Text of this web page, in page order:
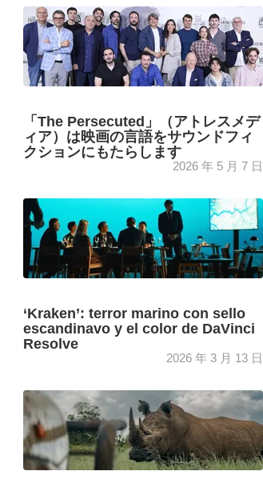
[+]
La Universidad de Ciencias Aplicadas de
Hamm-Lippstadt, recurre al integrador ICT
para transformar un antiguo almacén en uno
de los laboratorios académicos de VFX ...
[+]
「The Persecuted」（アトレスメデ
ィア）は映画の言語をサウンドフィ
クションにもたらします
2026 年 5 月 7 日
Onda Cero ポッドキャストと Break The
Format は、ドルビー技術で録音および編集
された 8 つのエピソードからなるサウンド
フィクション「ロス ペルセグイドス」に統
合されています...
[+]
‘Kraken’: terror marino con sello
escandinavo y el color de DaVinci
Resolve
2026 年 3 月 13 日
El colorista Dylan Hopkin recurre a DaVinci
Resolve (Blackmagic Design) para etalonar el
que es el primer largometraje escandinavo
entregado en formato Dolby Vision: ...